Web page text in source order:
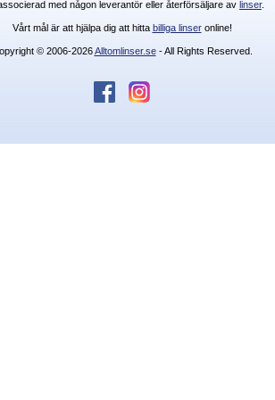
med någon leverantör eller återförsäljare av linser.
Vårt mål är att hjälpa dig att hitta billiga linseronline!
© 2006-2026Alltomlinser.se- All Rights Reserved.